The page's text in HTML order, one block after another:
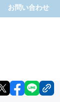
お問い合わせ
X